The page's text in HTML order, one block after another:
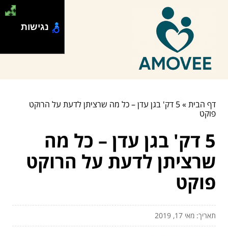
דף הבית»
5 דק' בגן עדן – כל מה שרציתן לדעת על הרוקט
פוקט
5 דק' בגן עדן – כל מה
שרציתן לדעת על הרוקט
פוקט
תאריך: מאי 17, 2019
נגישות